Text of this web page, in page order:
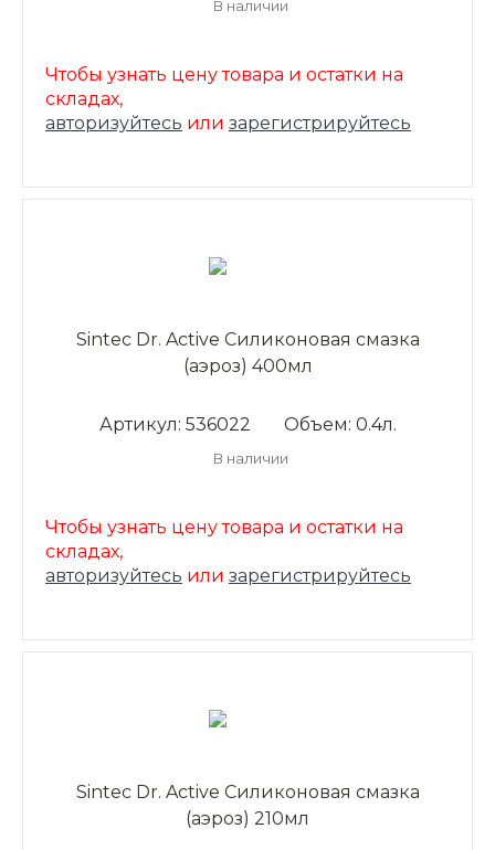
В наличии
Чтобы узнать цену товара и остатки на
складах,
авторизуйтесь или зарегистрируйтесь
Sintec Dr. Active Силиконовая смазка
(аэроз) 400мл
Артикул: 536022 Объем: 0.4л.
В наличии
Чтобы узнать цену товара и остатки на
складах,
авторизуйтесь или зарегистрируйтесь
Sintec Dr. Active Силиконовая смазка
(аэроз) 210мл